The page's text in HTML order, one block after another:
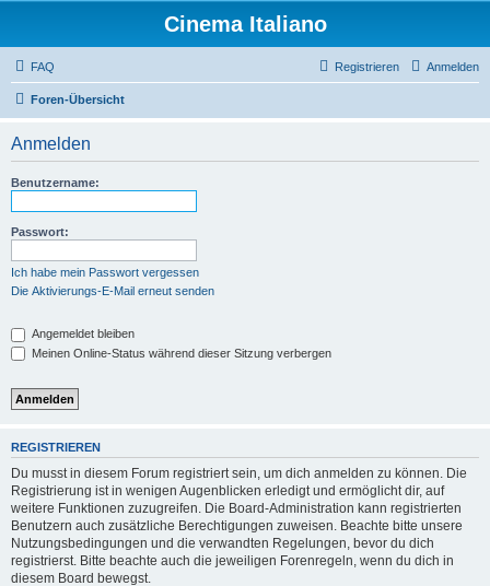
Cinema Italiano
FAQ Anmelden
Registrieren
Foren-Übersicht
Anmelden
Benutzername:
Passwort:
Ich habe mein Passwort vergessen
Die Aktivierungs-E-Mail erneut senden
Angemeldet bleiben
Meinen Online-Status während dieser Sitzung verbergen
REGISTRIEREN
Du musst in diesem Forum registriert sein, um dich anmelden zu können. Die
Registrierung ist in wenigen Augenblicken erledigt und ermöglicht dir, auf
weitere Funktionen zuzugreifen. Die Board-Administration kann registrierten
Benutzern auch zusätzliche Berechtigungen zuweisen. Beachte bitte unsere
Nutzungsbedingungen und die verwandten Regelungen, bevor du dich
registrierst. Bitte beachte auch die jeweiligen Forenregeln, wenn du dich in
diesem Board bewegst.